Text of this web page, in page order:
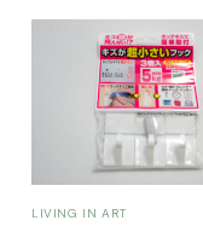
LIVING IN ART